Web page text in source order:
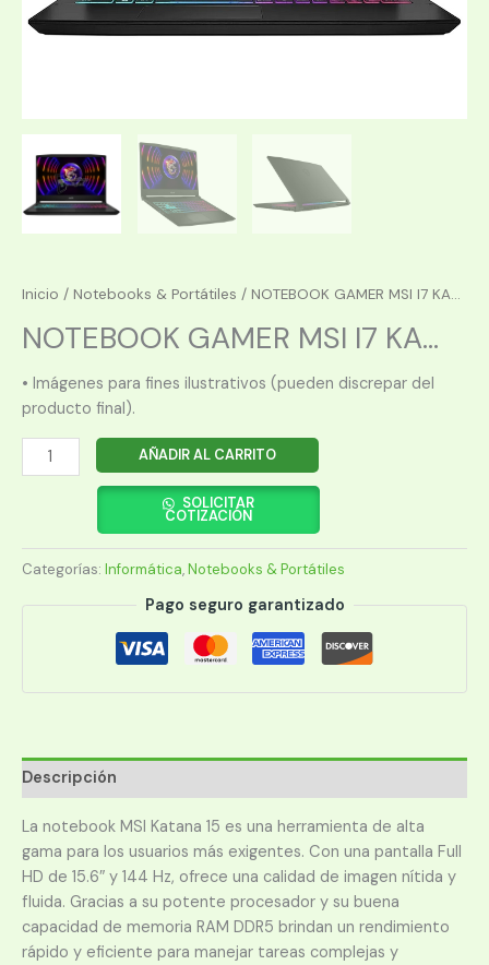
Inicio / Notebooks & Portátiles / NOTEBOOK GAMER MSI I7 KA...
NOTEBOOK GAMER MSI I7 KA...
• Imágenes para fines ilustrativos (pueden discrepar del
producto final).
NOTEBOOK
GAMER
KATANA
B13VEK-
6G/W11H/15.6"FHDIPS
AÑADIR AL CARRITO
SOLICITAR
COTIZACIÓN
Categorías: Informática,Notebooks & Portátiles
Pago seguro garantizado
Descripción
La notebook MSI Katana 15 es una herramienta de alta
gama para los usuarios más exigentes. Con una pantalla Full
HD de 15.6″ y 144 Hz, ofrece una calidad de imagen nítida y
fluida. Gracias a su potente procesador y su buena
capacidad de memoria RAM DDR5 brindan un rendimiento
rápido y eficiente para manejar tareas complejas y